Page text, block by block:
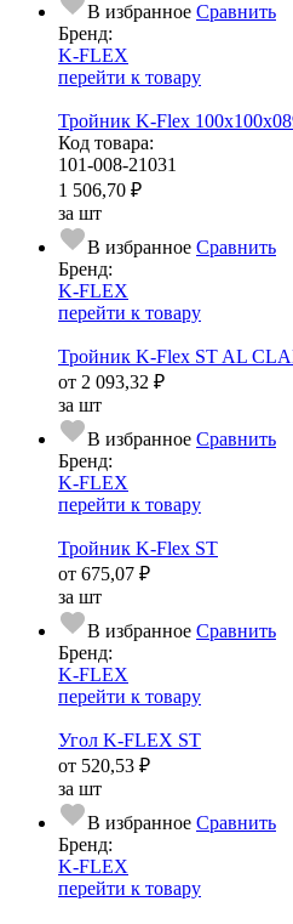
В избранное Сравнить
Бренд:
K-FLEX
перейти к товару
Тройник K-Flex
Код товара:
101-008-21031
1 506,70 ₽
за шт
В избранное Сравнить
Бренд:
K-FLEX
перейти к товару
Тройник K-Flex ST AL
от 2 093,32 ₽
за шт
В избранное Сравнить
Бренд:
K-FLEX
перейти к товару
Тройник K-Flex ST
от 675,07 ₽
за шт
В избранное Сравнить
Бренд:
K-FLEX
перейти к товару
Угол K-FLEX ST
от 520,53 ₽
за шт
В избранное Сравнить
Бренд:
K-FLEX
перейти к товару